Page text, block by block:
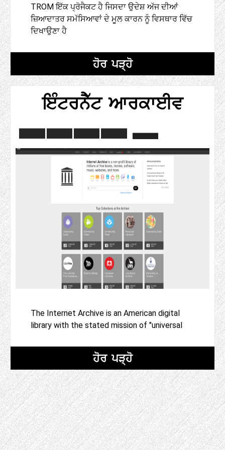
TROM ਇੱਕ ਪ੍ਰੋਜੈਕਟ ਹੈ ਜਿਸਦਾ ਉਦੇਸ਼ ਅੱਜ ਦੀਆਂ
ਜ਼ਿਆਦਾਤਰ ਸਮੱਸਿਆਵਾਂ ਦੇ ਮੂਲ ਕਾਰਨ ਨੂੰ ਵਿਸਥਾਰ ਵਿੱਚ
ਦਿਖਾਉਣਾ ਹੈ
ਹੋਰ ਪੜ੍ਹੋ
ਇੰਟਰਨੈੱਟ ਆਰਕਾਈਵ
The Internet Archive is an American digital
library with the stated mission of "universal
ਹੋਰ ਪੜ੍ਹੋ